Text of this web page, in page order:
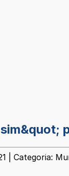
| Categoria: